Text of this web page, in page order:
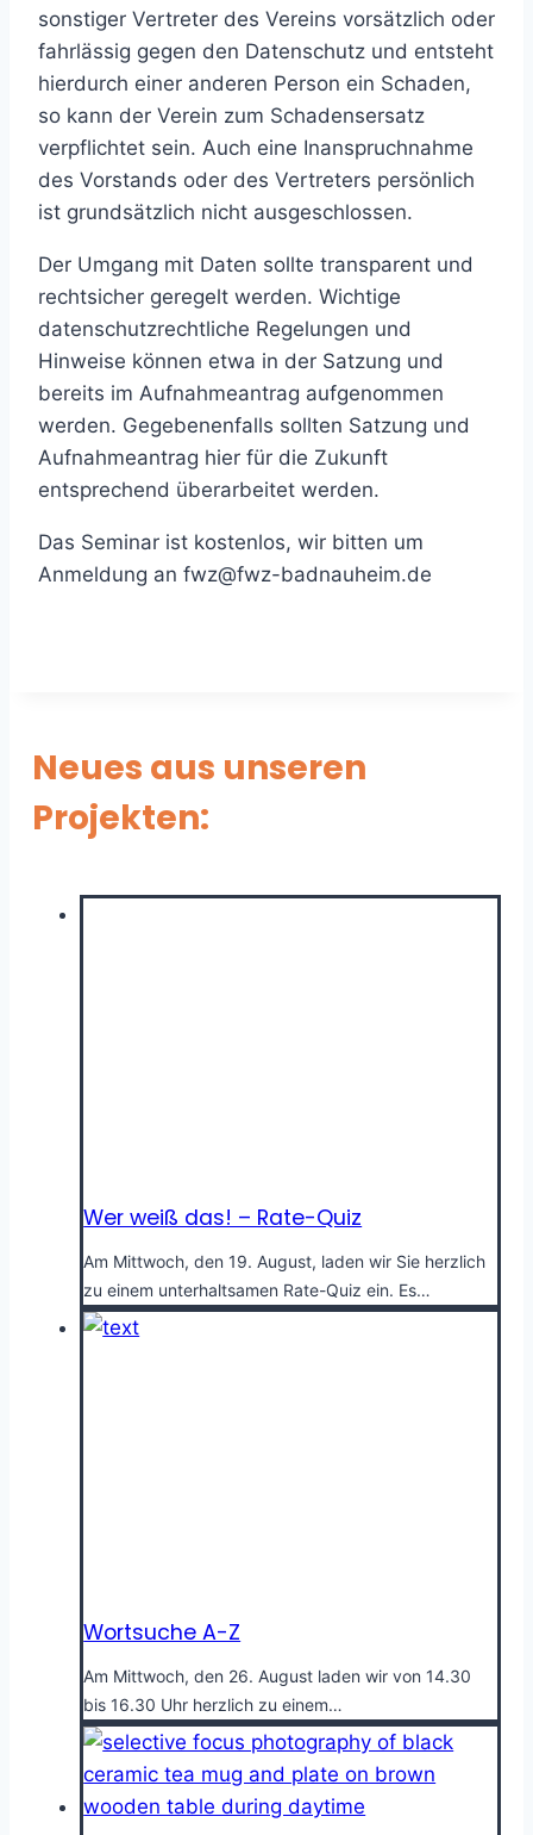
sonstiger Vertreter des Vereins vorsätzlich oder
fahrlässig gegen den Datenschutz und entsteht
hierdurch einer anderen Person ein Schaden,
so kann der Verein zum Schadensersatz
verpflichtet sein. Auch eine Inanspruchnahme
des Vorstands oder des Vertreters persönlich
ist grundsätzlich nicht ausgeschlossen.
Der Umgang mit Daten sollte transparent und
rechtsicher geregelt werden. Wichtige
datenschutzrechtliche Regelungen und
Hinweise können etwa in der Satzung und
bereits im Aufnahmeantrag aufgenommen
werden. Gegebenenfalls sollten Satzung und
Aufnahmeantrag hier für die Zukunft
entsprechend überarbeitet werden.
Das Seminar ist kostenlos, wir bitten um
Anmeldung an fwz@fwz-badnauheim.de
Neues aus unseren
Projekten:
Wer weiß das! – Rate-Quiz
Am Mittwoch, den 19. August, laden wir Sie herzlich
zu einem unterhaltsamen Rate-Quiz ein. Es…
Wortsuche A-Z
Am Mittwoch, den 26. August laden wir von 14.30
bis 16.30 Uhr herzlich zu einem…